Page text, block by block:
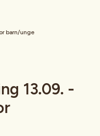
barn/unge
13.09. -